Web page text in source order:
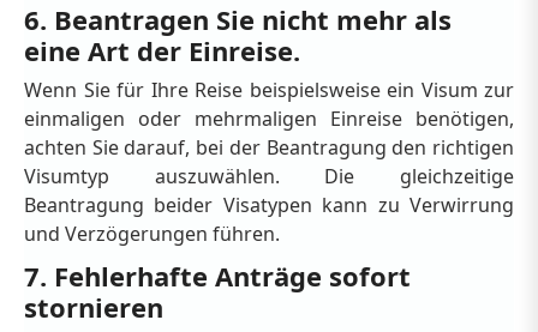
6. Beantragen Sie nicht mehr als
eine Art der Einreise.
Wenn Sie für Ihre Reise beispielsweise ein Visum zur
einmaligen oder mehrmaligen Einreise benötigen,
achten Sie darauf, bei der Beantragung den richtigen
Visumtyp auszuwählen. Die gleichzeitige
Beantragung beider Visatypen kann zu Verwirrung
und Verzögerungen führen.
7. Fehlerhafte Anträge sofort
stornieren